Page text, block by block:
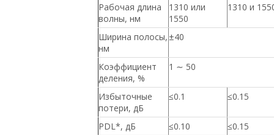
Рабочая длина
волны, нм
1310 или
1550
1310 и
Ширина полосы,
нм
±40
Коэффициент
деления, %
1 ∼ 50
Избыточные
потери, дБ
≤0.1 ≤0.15
PDL*, дБ ≤0.10
≤0.15